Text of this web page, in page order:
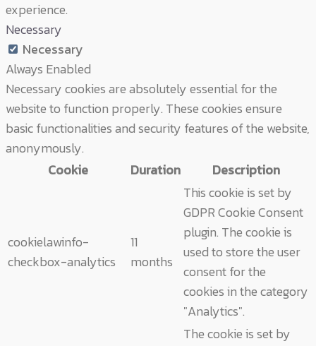
experience.
Necessary
Necessary
Always Enabled
Necessary cookies are absolutely essential for the
website to function properly. These cookies ensure
basic functionalities and security features of the website,
anonymously.
Cookie
Duration Description
cookielawinfo-
checkbox-analytics
11
months
This cookie is set by
GDPR Cookie Consent
plugin. The cookie is
used to store the user
consent for the
cookies in the category
"Analytics".
The cookie is set by